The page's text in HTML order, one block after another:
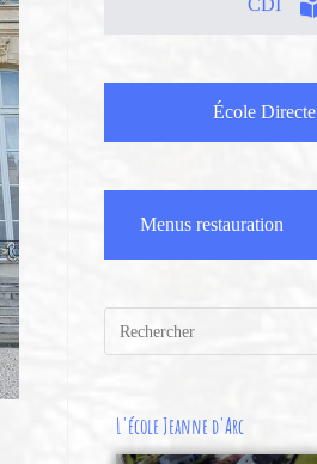
CDI
École Directe
Menus restauration
L'école Jeanne d'Arc